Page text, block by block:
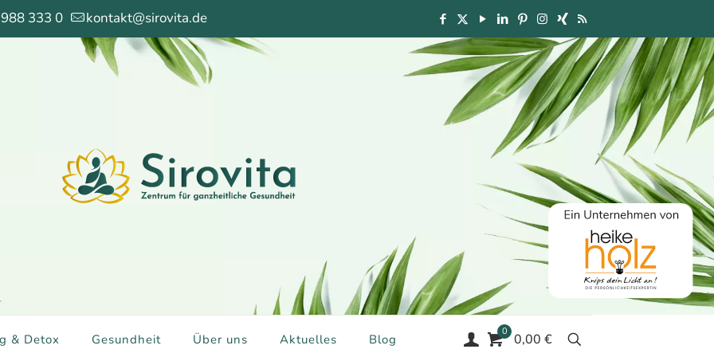
333 0 kontakt@sirovita.de
& Detox Gesundheit Über uns Aktuelles Blog
0 0,00 €